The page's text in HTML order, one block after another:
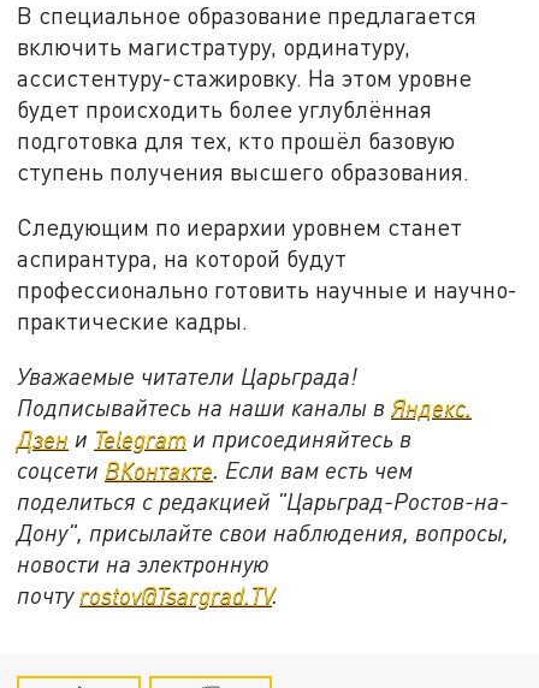
В специальное образование предлагается
включить магистратуру, ординатуру,
ассистентуру-стажировку. На этом уровне
будет происходить более углублённая
подготовка для тех, кто прошёл базовую
ступень получения высшего образования.
Следующим по иерархии уровнем станет
аспирантура, на которой будут
профессионально готовить научные и научно-
практические кадры.
Уважаемые читатели Царьграда!
Подписывайтесь на наши каналы в Яндекс.
Дзен и Telegram и присоединяйтесь в
соцсети ВКонтакте . Если вам есть чем
поделиться с редакцией "Царьград-Ростов-на-
Дону", присылайте свои наблюдения, вопросы,
новости на электронную
почту rostov@Tsargrad.ТV.